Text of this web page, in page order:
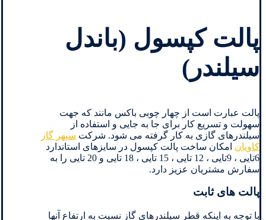
پالت کپسول (باندل
سیلندر)
پالت عبارت است از چهار چوبی باکس مانند که جهت
سهولت و تسریع کار برای جا به جایی و استفاده از
سیلندرهای گازی به کار گرفته می شود. شرکت سپهر گاز
کاویان امکان ساخت پالت کپسول در سایزهای استاندارد
6تایی ، 9تایی ، 12 تایی ، 15 تایی ، 18 تایی و 20 تایی را به
سفارش مشتریان عزیز دارد.
پالت های ثابت
با توجه به اینکه قطر سیلندرهای گاز نسبت به ارتفاع آنها